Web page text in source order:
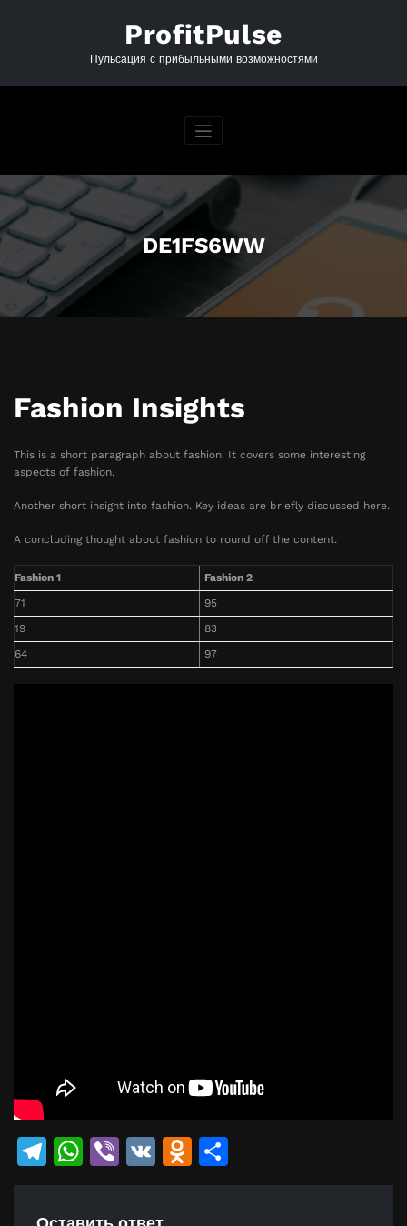
ProfitPulse
Пульсация с прибыльными возможностями
DE1FS6WW
Fashion Insights
This is a short paragraph about fashion. It covers some interesting
aspects of fashion.
Another short insight into fashion. Key ideas are briefly discussed here.
A concluding thought about fashion to round off the content.
Fashion 1
Fashion 2
71
95
19
83
64
97
Telegram
WhatsApp
Viber
VK Odnoklassniki